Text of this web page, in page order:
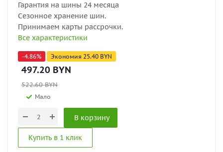
Гарантия на шины 24 месяца
Сезонное хранение шин.
Принимаем карты рассрочки.
Все характеристики
-4.86% Экономия 25.40 BYN
497.20 BYN
522.60BYN
Мало
В корзину
Купить в 1 клик